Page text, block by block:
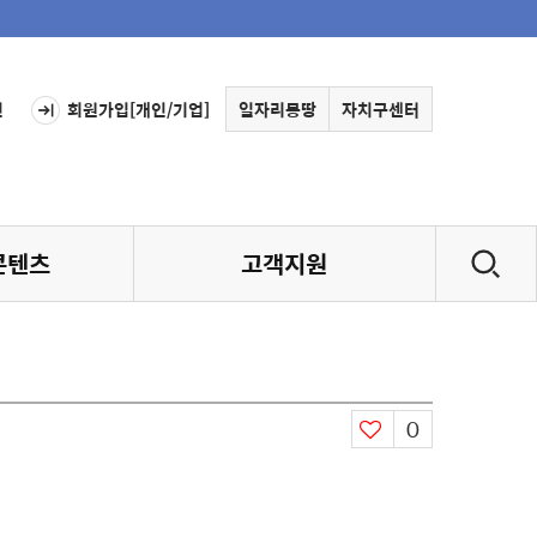
회원가입[개인/기업] 일자리몽땅 자치구센터
츠 고객지원
0